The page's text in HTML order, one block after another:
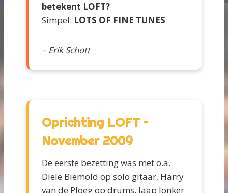
betekent LOFT?
Simpel: LOTS OF FINE TUNES
– Erik Schott
Oprichting LOFT –
November 2009
De eerste bezetting was met o.a.
Diele Biemold op solo gitaar, Harry
van de Ploeg op drums, Jaap Jonker